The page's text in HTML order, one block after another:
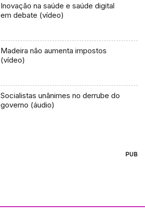
Inovação na saúde e saúde digital
em debate (vídeo)
Madeira não aumenta impostos
(vídeo)
Socialistas unânimes no derrube do
governo (áudio)
PUB